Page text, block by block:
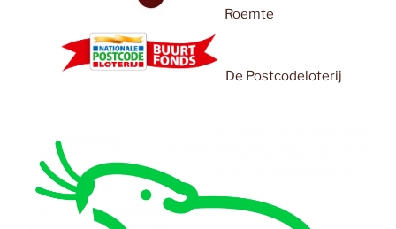
Roemte
De Postcodeloterij